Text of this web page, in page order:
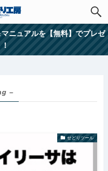
ニュアルを【無料】でプレゼ
–
せどりツール